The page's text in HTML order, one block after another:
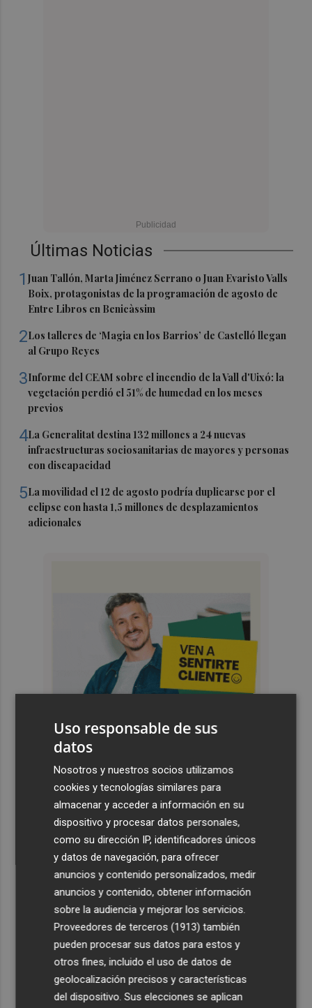
Últimas Noticias
1Juan Tallón, Marta Jiménez Serrano o Juan Evaristo Valls
Boix, protagonistas de la programación de agosto de
Entre Libros en Benicàssim
2Los talleres de ‘Magia en los Barrios’ de Castelló llegan
al Grupo Reyes
3Informe del CEAM sobre el incendio de la Vall d'Uixó: la
vegetación perdió el 51% de humedad en los meses
previos
4La Generalitat destina 132 millones a 24 nuevas
infraestructuras sociosanitarias de mayores y personas
con discapacidad
5La movilidad el 12 de agosto podría duplicarse por el
eclipse con hasta 1,5 millones de desplazamientos
adicionales
Uso responsable de sus
datos
Nosotros y nuestros socios utilizamos
cookies y tecnologías similares para
almacenar y acceder a información en su
dispositivo y procesar datos personales,
como su dirección IP, identificadores únicos
y datos de navegación, para ofrecer
anuncios y contenido personalizados, medir
anuncios y contenido, obtener información
sobre la audiencia y mejorar los servicios.
Proveedores de terceros (1913) también
pueden procesar sus datos para estos y
otros fines, incluido el uso de datos de
geolocalización precisos y características
del dispositivo. Sus elecciones se aplican